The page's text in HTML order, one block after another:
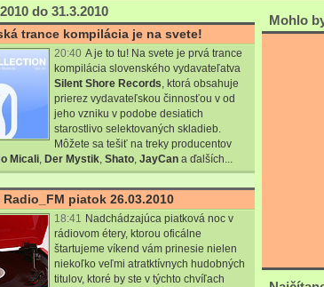
do 31.3.2010
trance kompilácia je na svete!
20:40 A je to tu! Na svete je prvá trance
kompilácia slovenského vydavateľatva
Silent Shore Records, ktorá obsahuje
prierez vydavateľskou činnosťou v od
jeho vzniku v podobe desiatich
starostlivo selektovaných skladieb.
Môžete sa tešiť na treky producentov
Micali, Der Mystik, Shato, JayCan a ďalších...
piatok 26.03.2010
18:41 Nadchádzajúca piatková noc v
rádiovom étery, ktorou oficálne
štartujeme víkend vám prinesie nielen
niekoľko veľmi atratktívnych hudobných
titulov, ktoré by ste v týchto chvíľach
Mohlo